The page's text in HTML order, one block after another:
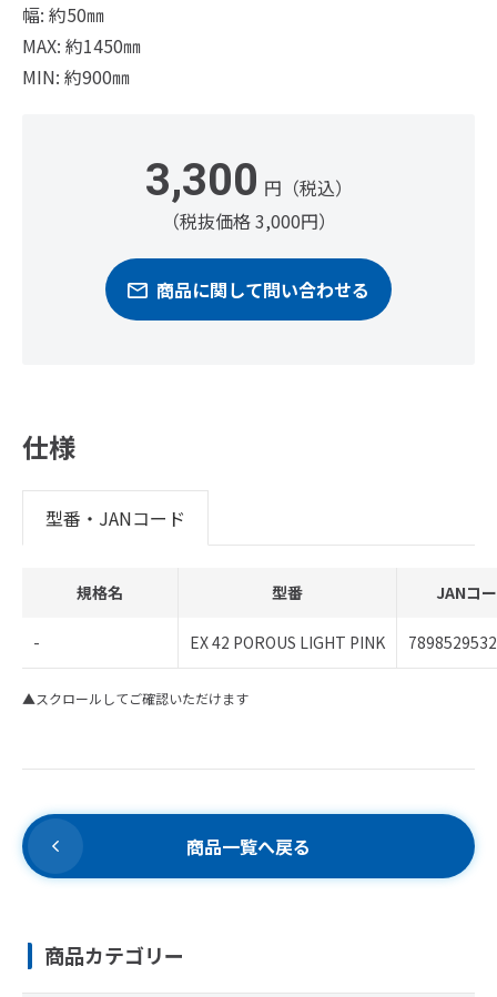
幅: 約50㎜
MAX: 約1450㎜
MIN: 約900㎜
3,300 円（税込）
（税抜価格 3,000円）
商品に関して問い合わせる
仕様
型番・JANコード
規格名 型番 JANコ
- EX 42 POROUS LIGHT PINK
▲スクロールしてご確認いただけます
商品一覧へ戻る
商品カテゴリー